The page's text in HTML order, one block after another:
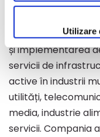
Utilizare
privat.
Bento are peste
și implementarea
servicii de
active în industrii
utilități,
media, industrie
servicii. Compania